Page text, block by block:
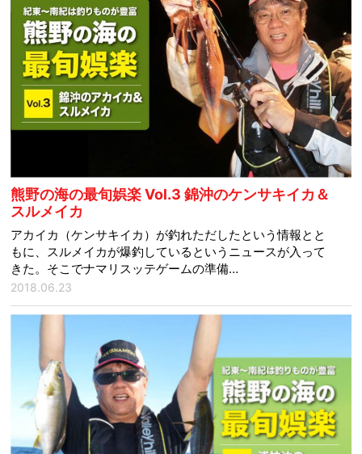
熊野の海の最旬娯楽 Vol.3 錦沖のケンサキイカ＆
スルメイカ
アカイカ（ケンサキイカ）が釣れただしたという情報とと
もに、スルメイカが爆釣しているというニュースが入って
きた。そこでナマリスッテゲームの準備…
2018.06.23